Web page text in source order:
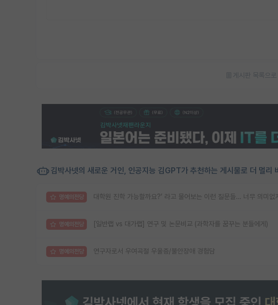
게시판 목록으로
김박사넷의 새로운 거인, 인공지능 김GPT가 추천하는 게시물로 더 멀리
명예의전당 대학원 진학 가능할까요?’ 라고 물어보는 이런 질문들… 너무 의미없
명예의전당 [일반랩 vs 대가랩] 연구 및 논문비교 (과학자를 꿈꾸는 분들에게)
명예의전당 연구자로서 우여곡절 우울증/불안장애 경험담